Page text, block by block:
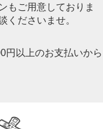
もご用意しておりま
くださいませ。
円以上のお支払いから